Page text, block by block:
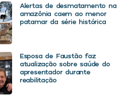
Alertas de desmatamento na
amazônia caem ao menor
patamar da série histórica
Esposa de Faustão faz
atualização sobre saúde do
apresentador durante
reabilitação